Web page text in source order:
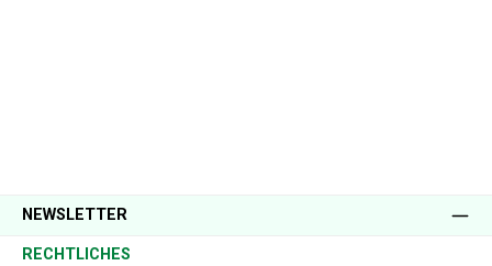
NEWSLETTER
RECHTLICHES